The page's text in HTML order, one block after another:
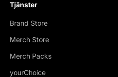
Tjänster
Brand Store
Merch Store
Merch Packs
yourChoice